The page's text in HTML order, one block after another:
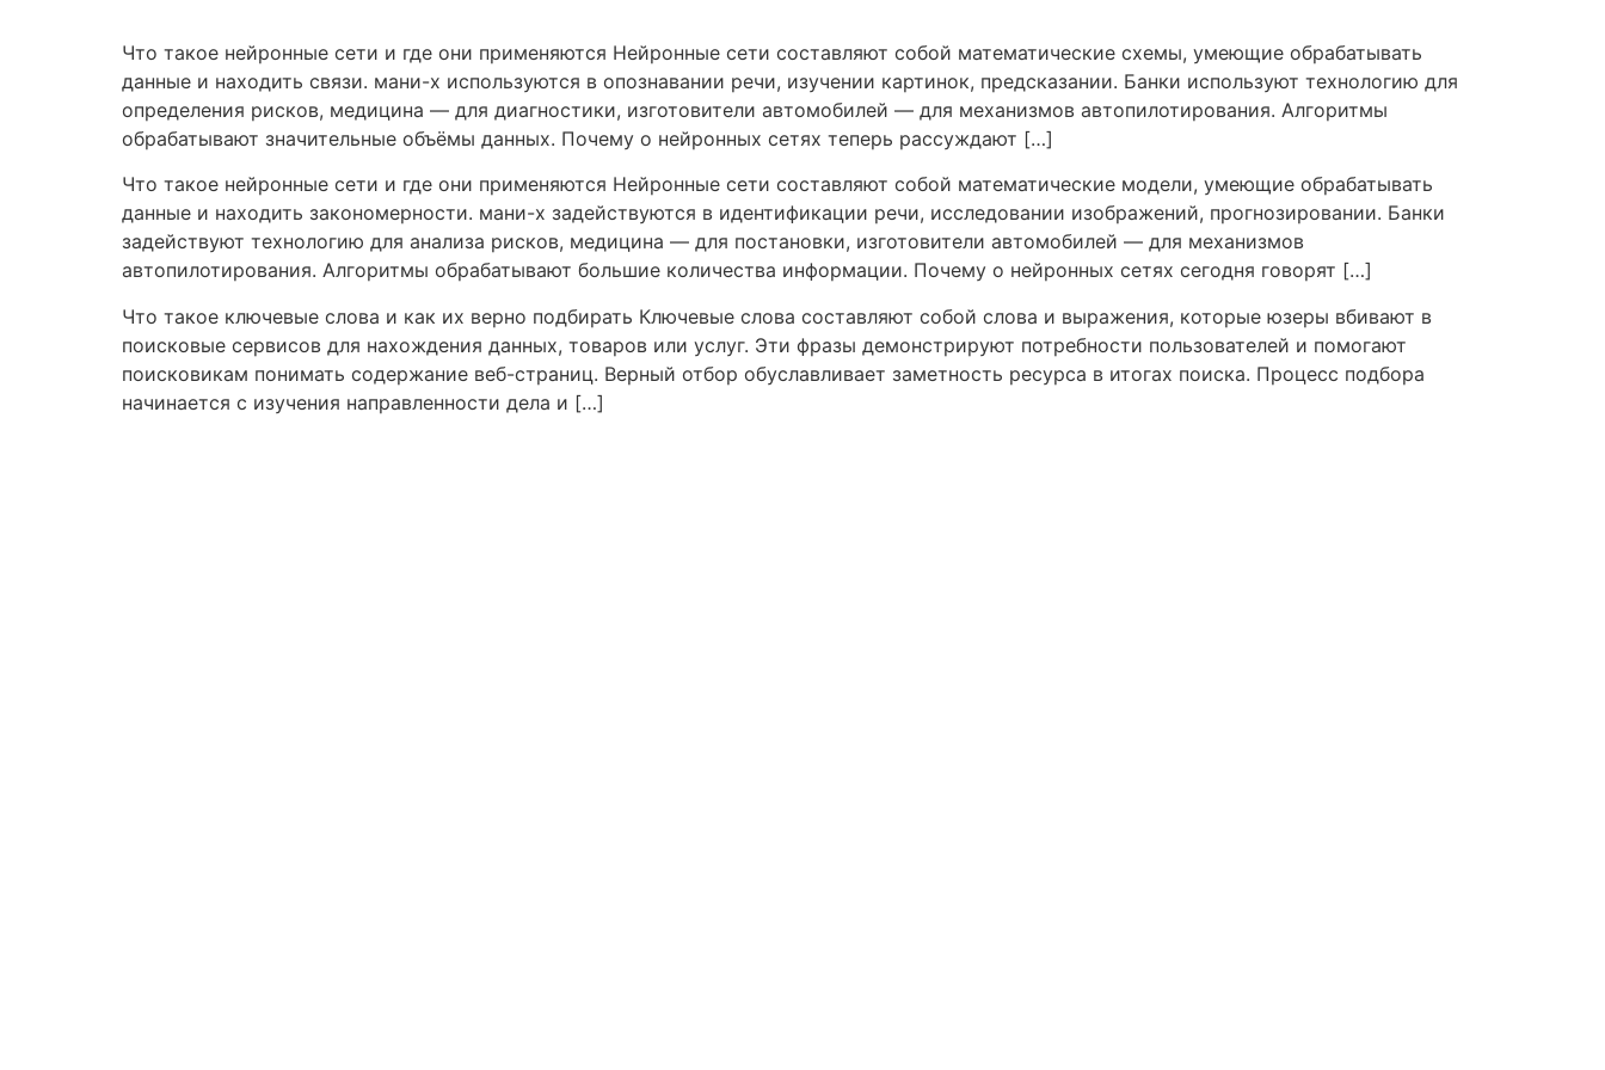
Что такое нейронные сети и где они применяются Нейронные сети составляют собой математические схемы, умеющие обрабатывать
данные и находить связи. мани-х используются в опознавании речи, изучении картинок, предсказании. Банки используют технологию для
определения рисков, медицина — для диагностики, изготовители автомобилей — для механизмов автопилотирования. Алгоритмы
обрабатывают значительные объёмы данных. Почему о нейронных сетях теперь рассуждают […]
Что такое нейронные сети и где они применяются Нейронные сети составляют собой математические модели, умеющие обрабатывать
данные и находить закономерности. мани-х задействуются в идентификации речи, исследовании изображений, прогнозировании. Банки
задействуют технологию для анализа рисков, медицина — для постановки, изготовители автомобилей — для механизмов
автопилотирования. Алгоритмы обрабатывают большие количества информации. Почему о нейронных сетях сегодня говорят […]
Что такое ключевые слова и как их верно подбирать Ключевые слова составляют собой слова и выражения, которые юзеры вбивают в
поисковые сервисов для нахождения данных, товаров или услуг. Эти фразы демонстрируют потребности пользователей и помогают
поисковикам понимать содержание веб-страниц. Верный отбор обуславливает заметность ресурса в итогах поиска. Процесс подбора
начинается с изучения направленности дела и […]